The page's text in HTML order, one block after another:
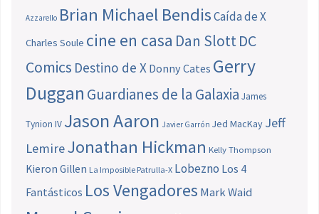
Azzarello Brian Michael BendisCaída de X
Charles Soule cine en casa Dan SlottDC
Comics Destino de X Donny Cates Gerry
Duggan Guardianes de la Galaxia James
Tynion IV Jason Aaron Javier Garrón Jed MacKay Jeff
LemireJonathan Hickman Kelly Thompson
Kieron Gillen La Imposible Patrulla-X Lobezno Los 4
Fantásticos Los Vengadores Mark Waid